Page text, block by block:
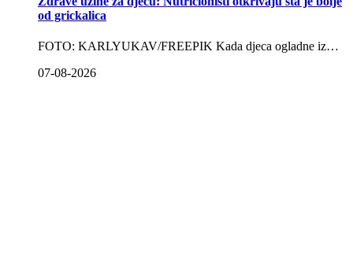
od grickalica
FOTO: KARLYUKAV/FREEPIK Kada djeca ogladne iz…
07-08-2026